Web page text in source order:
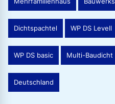
Dichtspachtel WP DS Levell
WP DS basic Multi-Baudicht
Deutschland